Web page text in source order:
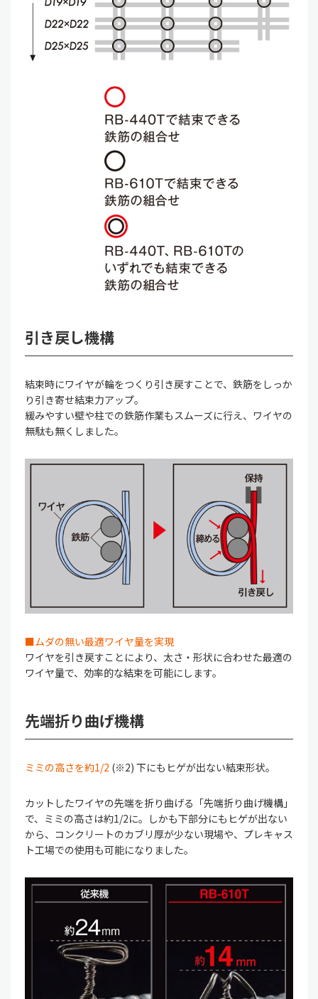
引き戻し機構
結束時にワイヤが輪をつくり引き戻すことで、鉄筋をしっか
り引き寄せ結束力アップ。
緩みやすい壁や柱での鉄筋作業もスムーズに行え、ワイヤの
無駄も無くしました。
■ムダの無い最適ワイヤ量を実現
ワイヤを引き戻すことにより、太さ・形状に合わせた最適の
ワイヤ量で、効率的な結束を可能にします。
先端折り曲げ機構
ミミの高さを約1/2 (※2) 下にもヒゲが出ない結束形状。
カットしたワイヤの先端を折り曲げる「先端折り曲げ機構」
で、ミミの高さは約1/2に。しかも下部分にもヒゲが出ない
から、コンクリートのカブリ厚が少ない現場や、プレキャス
ト工場での使用も可能になりました。